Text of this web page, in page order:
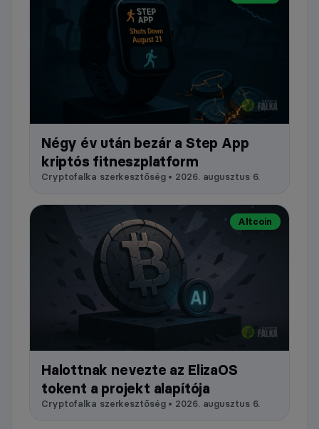
Négy év után bezár a Step App
kriptós fitneszplatform
Cryptofalka szerkesztőség • 2026. augusztus 6.
Altcoin
Halottnak nevezte az ElizaOS
tokent a projekt alapítója
Cryptofalka szerkesztőség • 2026. augusztus 6.